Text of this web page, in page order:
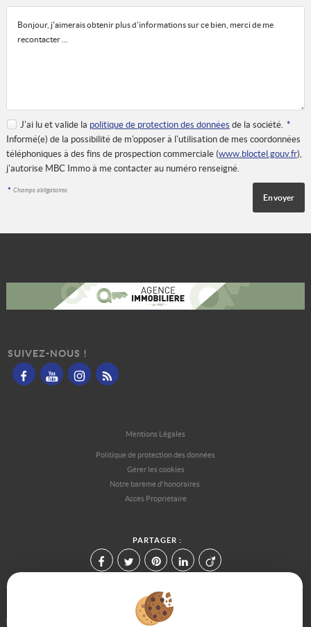
J'ai lu et valide la politique de protection des données de la société. *
Informé(e) de la possibilité de m'opposer à l'utilisation de mes coordonnées
téléphoniques à des fins de prospection commerciale (www.bloctel.gouv.fr),
j'autorise MBC Immo à me contacter au numéro renseigné.
* Champs obligatoires
SUIVEZ-NOUS !
Mentions Légales
Politique de protection des données
Gérer les cookies
Notre barème d'honoraires
Accès Propriétaire
PARTAGER :
Afin de vous offrir un confort de lecture permanent, depuis votre PC,